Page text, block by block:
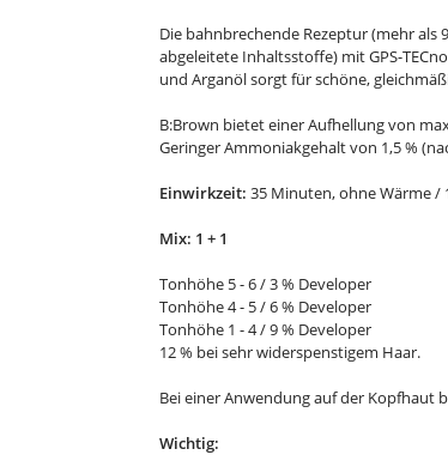
Die bahnbrechende Rezeptur (mehr als
abgeleitete Inhaltsstoffe) mit GPS-
und Arganöl sorgt für schöne,
B:Brown bietet einer Aufhellung von
Geringer Ammoniakgehalt von 1,5 %
Einwirkzeit: 35 Minuten, ohne Wärme
Mix: 1 + 1
Tonhöhe 5 - 6 / 3 % Developer
Tonhöhe 4 - 5 / 6 % Developer
Tonhöhe 1 - 4 / 9 % Developer
12 % bei sehr widerspenstigem Haar.
Bei einer Anwendung auf der Kopfhaut
Wichtig: